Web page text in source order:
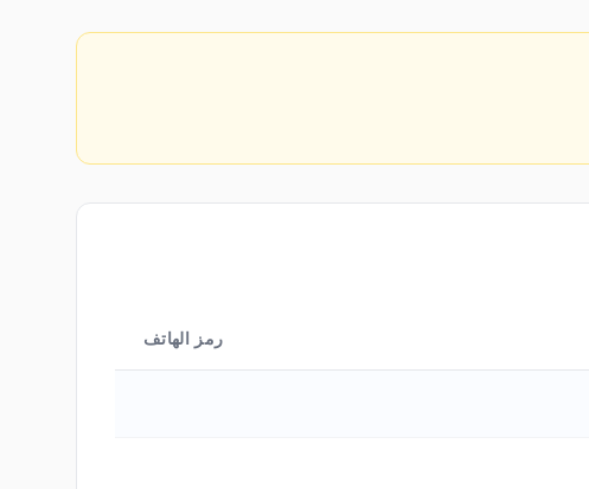
رمز الهاتف